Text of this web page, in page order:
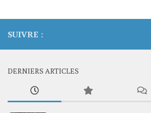
SUIVRE :
DERNIERS ARTICLES